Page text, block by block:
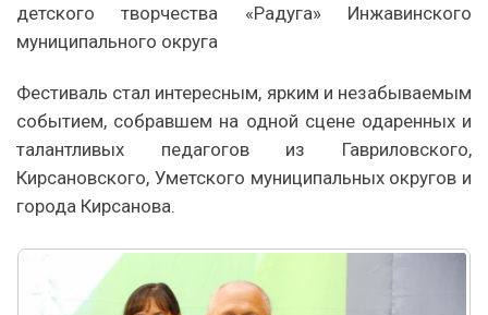
детского творчества «Радуга» Инжавинского
муниципального округа
Фестиваль стал интересным, ярким и незабываемым
событием, собравшем на одной сцене одаренных и
талантливых педагогов из Гавриловского,
Кирсановского, Уметского муниципальных округов и
города Кирсанова.